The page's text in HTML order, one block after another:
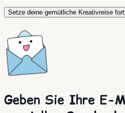
Setze deine gemütliche Kreativreise fort
Geben Sie Ihre E-